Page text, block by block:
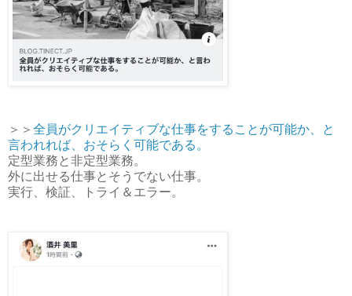
＞＞ 全員がクリエイティブな仕事をすることが可能か、と
言われれば、おそらく可能である。
定型業務と非定型業務。
外に出せる仕事とそうでない仕事。
実行、検証、トライ＆エラー。